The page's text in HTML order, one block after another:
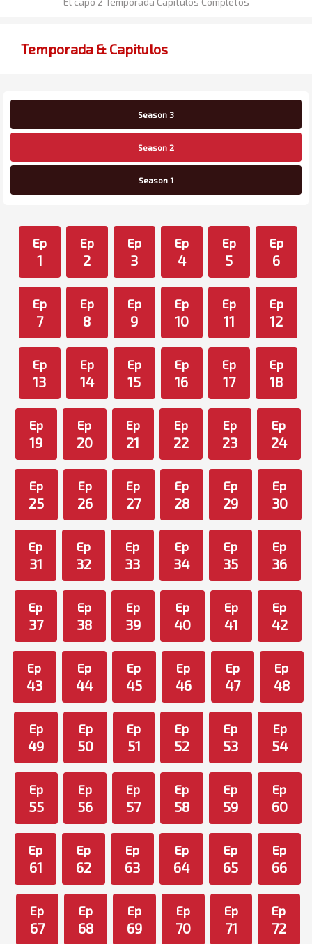
Temporada & Capitulos
Season 3
Season 2
Season 1
Ep
1
Ep
2
Ep
3
Ep
4
Ep
5
Ep
6
Ep
7
Ep
8
Ep
9
Ep
10
Ep
11
Ep
12
Ep
13
Ep
14
Ep
15
Ep
16
Ep
17
Ep
18
Ep
19
Ep
20
Ep
21
Ep
22
Ep
23
Ep
24
Ep
25
Ep
26
Ep
27
Ep
28
Ep
29
Ep
30
Ep
31
Ep
32
Ep
33
Ep
34
Ep
35
Ep
36
Ep
37
Ep
38
Ep
39
Ep
40
Ep
41
Ep
42
Ep
43
Ep
44
Ep
45
Ep
46
Ep
47
Ep
48
Ep
49
Ep
50
Ep
51
Ep
52
Ep
53
Ep
54
Ep
55
Ep
56
Ep
57
Ep
58
Ep
59
Ep
60
Ep
61
Ep
62
Ep
63
Ep
64
Ep
65
Ep
66
Ep
67
Ep
68
Ep
69
Ep
70
Ep
71
Ep
72